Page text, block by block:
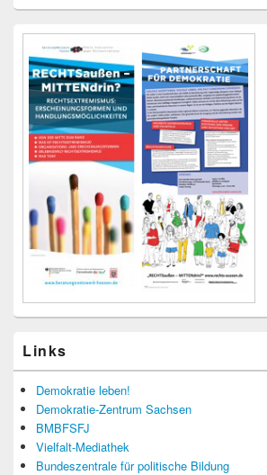
Links
Demokratie leben!
Demokratie-Zentrum Sachsen
BMBFSFJ
Vielfalt-Mediathek
Bundeszentrale für politische Bildung